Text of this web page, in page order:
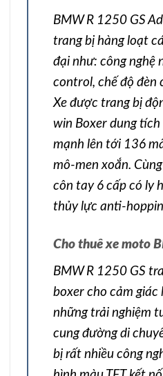
BMW R 1250 GS
trang bị hàng loạt
đại như: công nghệ
control, chế độ đèn
Xe được trang bị
win Boxer dung
mạnh lên tới 136
mô-men xoắn.
côn tay 6 cấp có ly
thủy lực anti-
Cho thuê xe moto
BMW R 1250 GS
boxer cho cảm giác
những trải nghiệm
cung đường di
bị rất nhiều công